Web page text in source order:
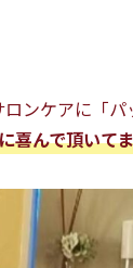
ンケアに「
喜んで頂いて